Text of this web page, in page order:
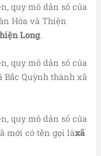
quy mô dân số của
Hòa và Thiện
Long.
quy mô dân số của
Bắc Quỳnh thành xã
quy mô dân số của
mới có tên gọi làxã